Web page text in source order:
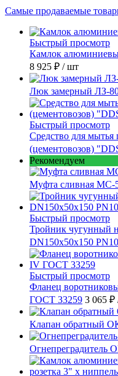
Самые продаваемые
Быстрый просмотр
Камлок
8 925 ₽ / шт
Люк замерный ЛЗ-
Быстрый просмотр
Средство для мытья
(цементовозов)
Рекомендуем
Муфта сливная МС-
Быстрый просмотр
Тройник чугунный
DN150х50х150
Быстрый просмотр
Фланец
ГОСТ 33259 3 065 ₽
Клапан обратный
Огнепреградитель